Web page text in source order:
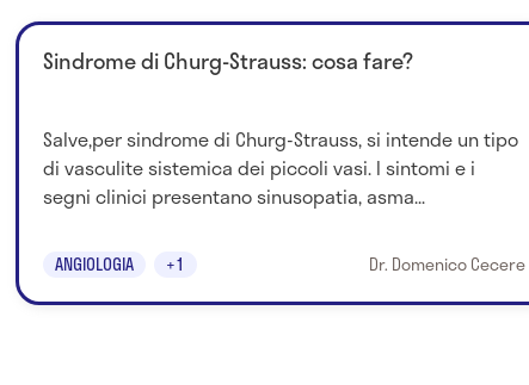
Sindrome di Churg-Strauss: cosa fare?
Salve,per sindrome di Churg-Strauss, si intende un tipo
di vasculite sistemica dei piccoli vasi. I sintomi e i
segni clinici presentano sinusopatia, asma...
ANGIOLOGIA +1 Dr. Domenico Cecere